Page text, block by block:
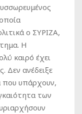
ο ΣΥΡΙΖΑ,
Η
καιρό έχει
Δεν ανέδειξε
που υπάρχουν,
των